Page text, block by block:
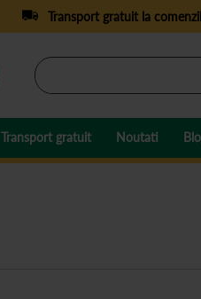
Transport gratuit la
Transport gratuit Noutati